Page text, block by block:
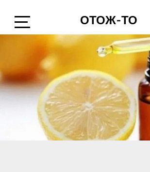
content
Open
Sidebar
ОТОЖ-ТО